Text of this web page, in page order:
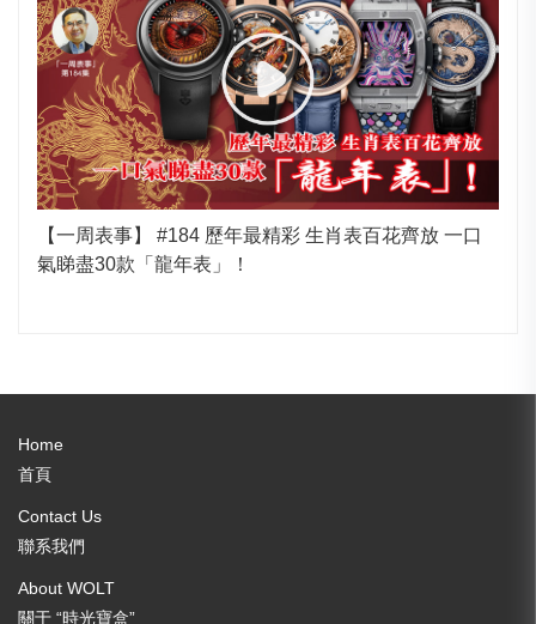
【一周表事】 #184 歷年最精彩 生肖表百花齊放 一口
氣睇盡30款「龍年表」！
Home
首頁
Contact Us
聯系我們
About WOLT
關于 “時光寶盒”